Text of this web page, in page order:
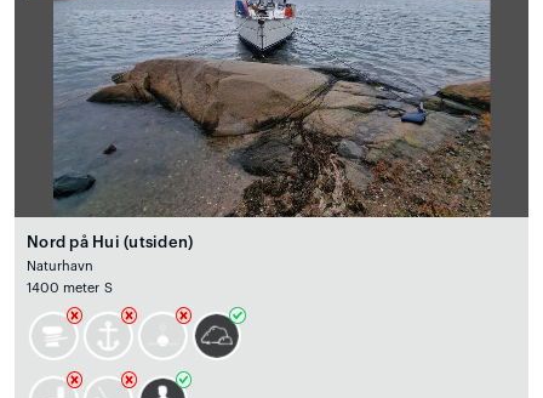
Nord på Hui (utsiden)
Naturhavn
1400 meter S